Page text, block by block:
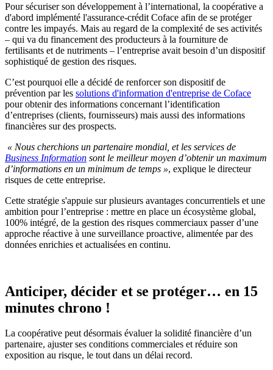
Pour sécuriser son développement à l’international, la coopérative a
d'abord implémenté l'assurance-crédit Coface afin de se protéger
contre les impayés. Mais au regard de la complexité de ses activités
– qui va du financement des producteurs à la fourniture de
fertilisants et de nutriments – l’entreprise avait besoin d’un dispositif
sophistiqué de gestion des risques.
C’est pourquoi elle a décidé de renforcer son dispositif de
prévention par les solutions d'information d'entreprise de Coface
pour obtenir des informations concernant l’identification
d’entreprises (clients, fournisseurs) mais aussi des informations
financières sur des prospects.
« Nous cherchions un partenaire mondial, et les services de
Business Information sont le meilleur moyen d’obtenir un maximum
d’informations en un minimum de temps », explique le directeur
risques de cette entreprise.
Cette stratégie s'appuie sur plusieurs avantages concurrentiels et une
ambition pour l’entreprise : mettre en place un écosystème global,
100% intégré, de la gestion des risques commerciaux passer d’une
approche réactive à une surveillance proactive, alimentée par des
données enrichies et actualisées en continu.
Anticiper, décider et se protéger… en 15
minutes chrono !
La coopérative peut désormais évaluer la solidité financière d’un
partenaire, ajuster ses conditions commerciales et réduire son
exposition au risque, le tout dans un délai record.